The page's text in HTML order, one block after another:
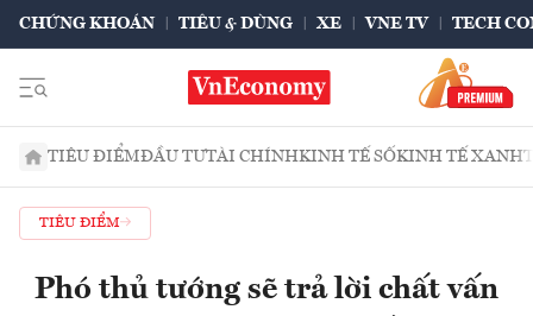
CHỨNG KHOÁN TIÊU & DÙNG XE VNE TV TECH
TIÊU ĐIỂMĐẦU TƯTÀI CHÍNHKINH TẾ SỐKINH TẾ XANH
TIÊU ĐIỂM
Phó thủ tướng sẽ trả lời chất vấn